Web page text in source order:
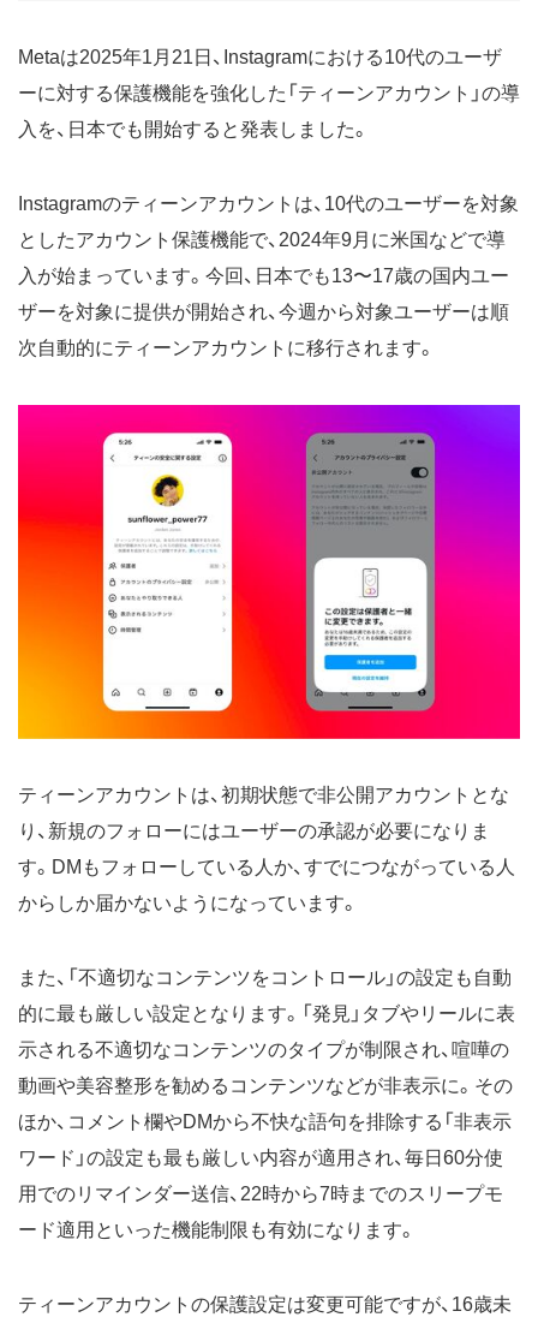
Metaは2025年1月21日、Instagramにおける10代のユーザ
ーに対する保護機能を強化した「ティーンアカウント」の導
入を、日本でも開始すると発表しました。
Instagramのティーンアカウントは、10代のユーザーを対象
としたアカウント保護機能で、2024年9月に米国などで導
入が始まっています。今回、日本でも13〜17歳の国内ユー
ザーを対象に提供が開始され、今週から対象ユーザーは順
次自動的にティーンアカウントに移行されます。
ティーンアカウントは、初期状態で非公開アカウントとな
り、新規のフォローにはユーザーの承認が必要になりま
す。DMもフォローしている人か、すでにつながっている人
からしか届かないようになっています。
また、「不適切なコンテンツをコントロール」の設定も自動
的に最も厳しい設定となります。「発見」タブやリールに表
示される不適切なコンテンツのタイプが制限され、喧嘩の
動画や美容整形を勧めるコンテンツなどが非表示に。その
ほか、コメント欄やDMから不快な語句を排除する「非表示
ワード」の設定も最も厳しい内容が適用され、毎日60分使
用でのリマインダー送信、22時から7時までのスリープモ
ード適用といった機能制限も有効になります。
ティーンアカウントの保護設定は変更可能ですが、16歳未